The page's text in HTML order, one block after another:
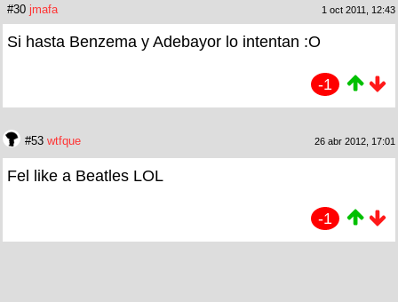
#30 jmafa 1 oct 2011, 12:43
Si hasta Benzema y Adebayor lo intentan :O
-1
#53 wtfque 26 abr 2012, 17:01
Fel like a Beatles LOL
-1